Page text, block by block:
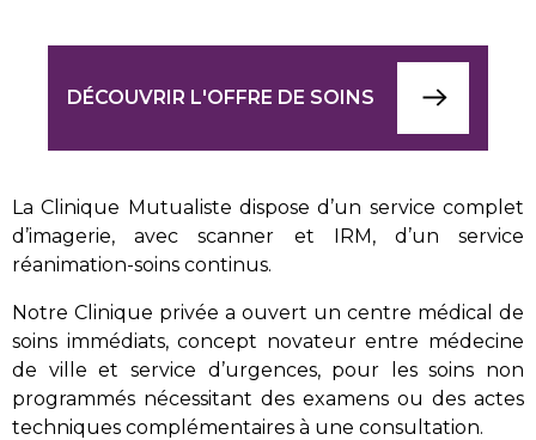
DÉCOUVRIR L'OFFRE DE SOINS
La Clinique Mutualiste dispose d’un service complet
d’imagerie, avec scanner et IRM, d’un service
réanimation-soins continus.
Notre Clinique privée a ouvert un centre médical de
soins immédiats, concept novateur entre médecine
de ville et service d’urgences, pour les soins non
programmés nécessitant des examens ou des actes
techniques complémentaires à une consultation.